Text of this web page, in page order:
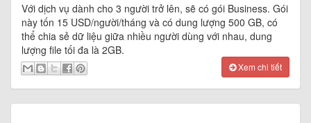
Với dịch vụ dành cho 3 người trở lên, sẽ có gói Business. Gói
này tốn 15 USD/người/tháng và có dung lượng 500 GB, có
thể chia sẻ dữ liệu giữa nhiều người dùng với nhau, dung
lượng file tối đa là 2GB.
Xem chi tiết